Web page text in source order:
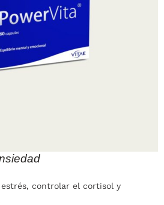
controlar el cortisol y